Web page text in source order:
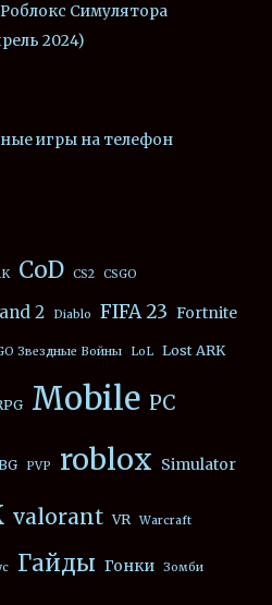
Симулятора
2024)
игры на телефон
CoD CS2 CSGO
2 Diablo FIFA 23 Fortnite
Звездные Войны LoL Lost ARK
Mobile PC
PVP roblox Simulator
valorant VR Warcraft
Гайды Гонки Зомби